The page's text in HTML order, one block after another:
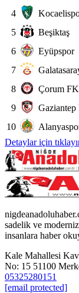
4
5
Beşiktaş
6
Eyüpspor
7
8
Çorum FK
9
Gaziantep
10
Detaylar için
sadelik ve
insanlara haber
Kale Mahallesi
No: 15 51100
05325280151
[email protected]